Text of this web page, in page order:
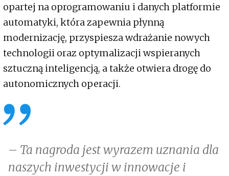
opartej na oprogramowaniu i danych platformie
automatyki, która zapewnia płynną
modernizację, przyspiesza wdrażanie nowych
technologii oraz optymalizacji wspieranych
sztuczną inteligencją, a także otwiera drogę do
autonomicznych operacji.
– Ta nagroda jest wyrazem uznania dla
naszych inwestycji w innowacje i